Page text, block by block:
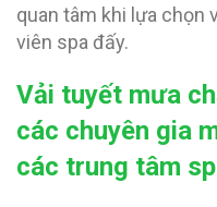
quan tâm khi lựa chọn
viên spa đấy.
Vải tuyết mưa
các chuyên gia
các trung tâm